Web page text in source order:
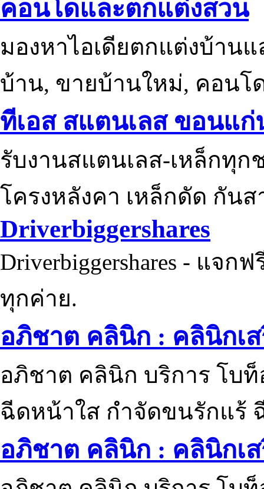
คอนโดและตกแต่งสวน
มองหาไอเดียตกแต่งบ้าน
บ้าน, ขายบ้านใหม่, คอนโ
ทีเอส สแตนเลส ขอนแก่
รับงานสแตนเลส-เหล็กทุ
โครงหลังคา เหล็กดัด กัน
Driverbiggershares
Driverbiggershares - แจก
ทุกค่าย.
อภิชาต คลินิก : คลินิกเ
อภิชาต คลินิก บริการ โบ
ฉีดหน้าใส กำจัดขนรักแร้
อภิชาต คลินิก : คลินิกเ